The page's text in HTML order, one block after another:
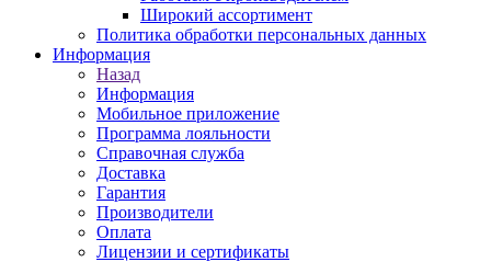
Широкий ассортимент
Политика обработки персональных данных
Информация
Назад
Информация
Мобильное приложение
Программа лояльности
Справочная служба
Доставка
Гарантия
Производители
Оплата
Лицензии и сертификаты